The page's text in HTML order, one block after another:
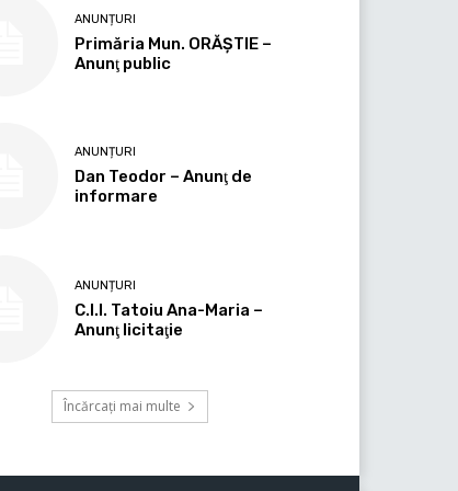
ANUNȚURI
Primăria Mun. ORĂȘTIE –
Anunţ public
ANUNȚURI
Dan Teodor – Anunţ de
informare
ANUNȚURI
C.I.I. Tatoiu Ana-Maria –
Anunţ licitaţie
Încărcați mai multe